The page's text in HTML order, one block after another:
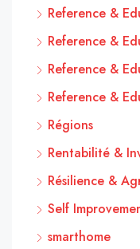
Reference &
Reference &
Reference &
Reference &
Régions
Rentabilité &
Résilience &
Self
smarthome